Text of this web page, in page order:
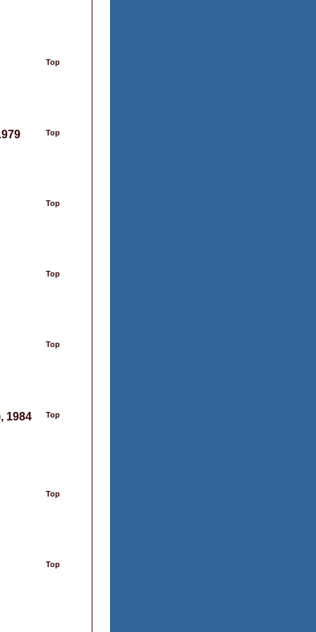
Top
Top
Top
Top
Top
Top
1984
Top
Top